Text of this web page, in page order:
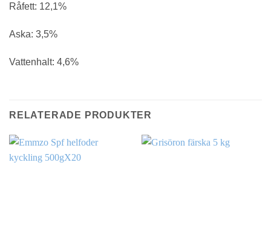
Råfett: 12,1%
Aska: 3,5%
Vattenhalt: 4,6%
RELATERADE PRODUKTER